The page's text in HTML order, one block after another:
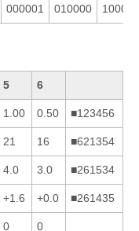
000001 010000 100010
5 6
1.00 0.50 ■123456
21 16 ■621354
4.0 3.0 ■261534
+1.6 +0.0 ■261435
0 0